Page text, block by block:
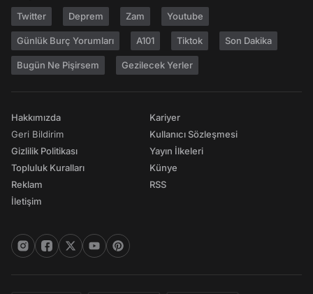
Twitter Deprem Zam Youtube
Günlük Burç Yorumları A101 Tiktok Son Dakika
Bugün Ne Pişirsem Gezilecek Yerler
Hakkımızda
Geri Bildirim
Gizlilik Politikası
Topluluk Kuralları
Reklam
İletişim
Kariyer
Kullanıcı Sözleşmesi
Yayın İlkeleri
Künye
RSS